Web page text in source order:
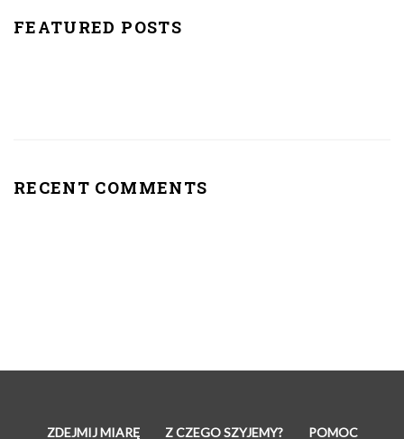
FEATURED POSTS
RECENT COMMENTS
ZDEJMIJ MIARĘ Z CZEGO SZYJEMY? POMOC